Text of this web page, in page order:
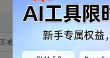
域上下左右移动